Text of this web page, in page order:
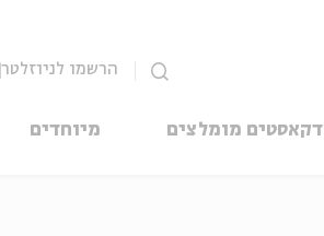
הרשמו לניוזלטר
מומלצים מיוחדים